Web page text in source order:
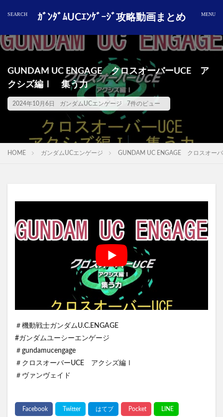
ｶﾞﾝﾀﾞﾑUCｴﾝｹﾞｰｼﾞ攻略動画まとめ
GUNDAM UC ENGAGE クロスオーバーUCE ア
クシズ編Ⅰ 集う力
2024年10月6日 ガンダムUCエンゲージ 7件のビュー
HOME ガンダムUCエンゲージ GUNDAM UC ENGAGE クロスオ
＃機動戦士ガンダムU.C.ENGAGE
#ガンダムユーシーエンゲージ
＃gundamucengage
＃クロスオーバーUCE アクシズ編Ⅰ
＃ヴァンヴェイド